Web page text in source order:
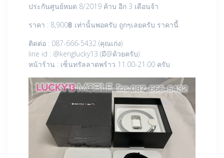
ประกันศูนย์หมด 8/2019 ค้าบ อีก 3 เดือนจ้า
ราคา : 8,900฿ เท่านั้นพอครับ ถูกๆเลยครับ ราคานี้
ติดต่อ : 087-666-5432 (คุณเก่ง)
line id : @kenglucky13 (มี@ด้วยครับ)
หน้าร้าน : เซ็นทรัลลาดพร้าว 11.00-21.00 ครับ